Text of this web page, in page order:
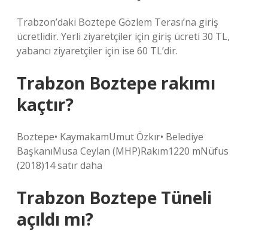
Trabzon’daki Boztepe Gözlem Terası’na giriş
ücretlidir. Yerli ziyaretçiler için giriş ücreti 30 TL,
yabancı ziyaretçiler için ise 60 TL’dir.
Trabzon Boztepe rakımı
kaçtır?
Boztepe• KaymakamUmut Özkır• Belediye
BaşkanıMusa Ceylan (MHP)Rakım1220 mNüfus
(2018)14 satır daha
Trabzon Boztepe Tüneli
açıldı mı?